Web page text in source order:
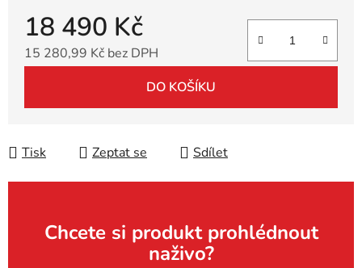
18 490 Kč
15 280,99 Kč bez DPH
DO KOŠÍKU
Tisk Zeptat se Sdílet
Chcete si produkt prohlédnout
naživo?